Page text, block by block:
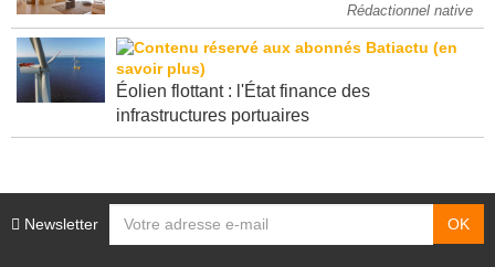
Rédactionnel native
Éolien flottant : l'État finance des
infrastructures portuaires
Newsletter